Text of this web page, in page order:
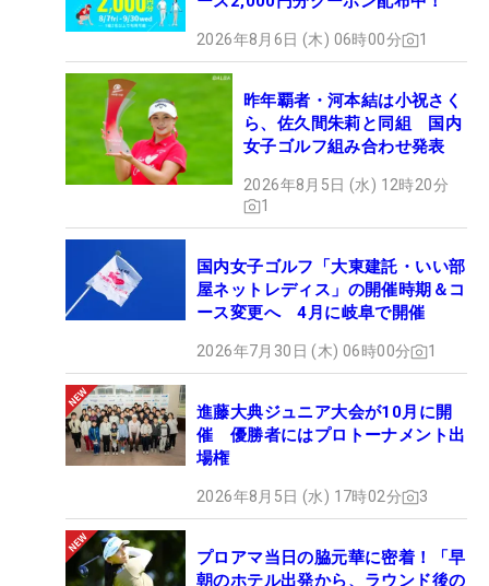
2026年8月6日 (木) 06時00分 1
昨年覇者・河本結は小祝さく
ら、佐久間朱莉と同組 国内
女子ゴルフ組み合わせ発表
2026年8月5日 (水) 12時20分
1
国内女子ゴルフ「大東建託・いい部
屋ネットレディス」の開催時期＆コ
ース変更へ 4月に岐阜で開催
2026年7月30日 (木) 06時00分 1
進藤大典ジュニア大会が10月に開
催 優勝者にはプロトーナメント出
場権
2026年8月5日 (水) 17時02分 3
プロアマ当日の脇元華に密着！「早
朝のホテル出発から、ラウンド後の